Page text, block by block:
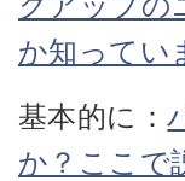
か知ってい
基本的に：
か？ここで